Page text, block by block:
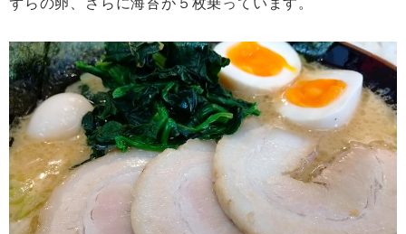
ずらの卵、さらに海苔が５枚乗っています。